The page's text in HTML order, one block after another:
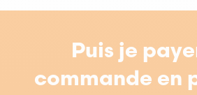
Puis je
commande en